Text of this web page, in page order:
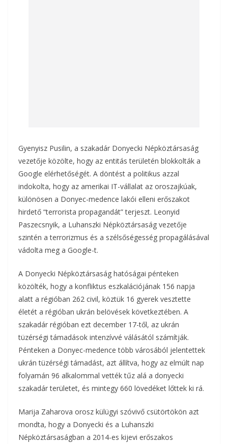
Gyenyisz Pusilin, a szakadár Donyecki Népköztársaság
vezetője közölte, hogy az entitás területén blokkolták a
Google elérhetőségét. A döntést a politikus azzal
indokolta, hogy az amerikai IT-vállalat az oroszajkúak,
különösen a Donyec-medence lakói elleni erőszakot
hirdető “terrorista propagandát” terjeszt. Leonyid
Paszecsnyik, a Luhanszki Népköztársaság vezetője
szintén a terrorizmus és a szélsőségesség propagálásával
vádolta meg a Google-t.
A Donyecki Népköztársaság hatóságai pénteken
közölték, hogy a konfliktus eszkalációjának 156 napja
alatt a régióban 262 civil, köztük 16 gyerek vesztette
életét a régióban ukrán belövések következtében. A
szakadár régióban ezt december 17-től, az ukrán
tüzérségi támadások intenzívvé válásától számítják.
Pénteken a Donyec-medence több városából jelentettek
ukrán tüzérségi támadást, azt állítva, hogy az elmúlt nap
folyamán 96 alkalommal vették tűz alá a donyecki
szakadár területet, és mintegy 660 lövedéket lőttek ki rá.
Marija Zaharova orosz külügyi szóvivő csütörtökön azt
mondta, hogy a Donyecki és a Luhanszki
Népköztársaságban a 2014-es kijevi erőszakos